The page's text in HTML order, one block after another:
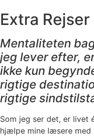
Extra Rejser
Mentaliteten
jeg lever efter,
ikke kun
rigtige
rigtige
Som jeg ser det, er livet
hjælpe mine læsere